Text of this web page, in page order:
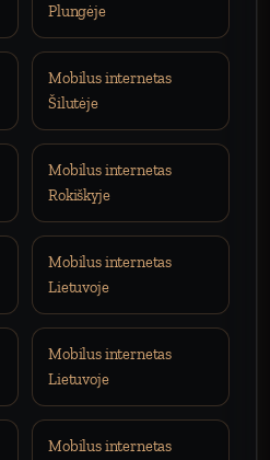
Plungėje
Mobilus internetas
Šilutėje
Mobilus internetas
Rokiškyje
Mobilus internetas
Lietuvoje
Mobilus internetas
Lietuvoje
Mobilus internetas